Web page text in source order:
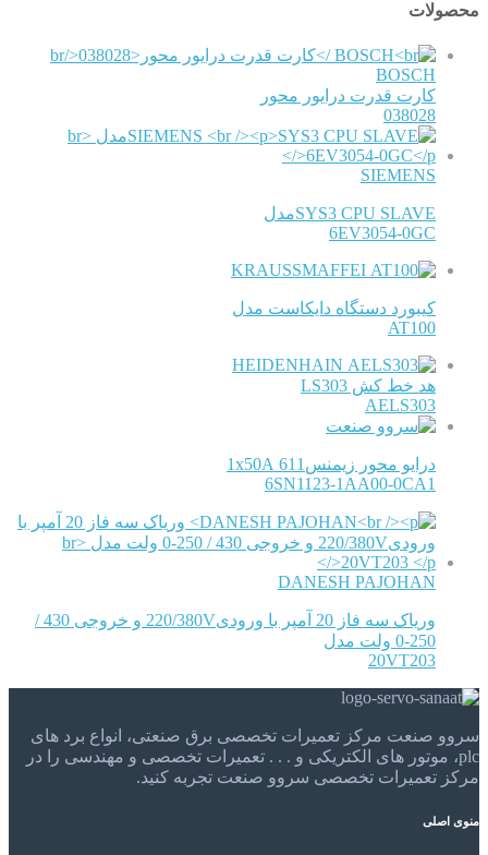
محصولات
BOSCH
کارت قدرت درایور محور
038028
SIEMENS
SYS3 CPU SLAVEمدل
6EV3054-0GC
KRAUSSMAFFEI
کیبورد دستگاه دایکاست مدل
AT100
HEIDENHAIN
هد خط کش LS303
AELS303
درایو محور زیمنس611 1x50A
6SN1123-1AA00-0CA1
DANESH PAJOHAN
وریاک سه فاز 20 آمپر با ورودی220/380V و خروجی 430 /
250-0 ولت مدل
20VT203
سروو صنعت مرکز تعمیرات تخصصی برق صنعتی، انواع برد های
plc، موتور های الکتریکی و . . . تعمیرات تخصصی و مهندسی را در
مرکز تعمیرات تخصصی سروو صنعت تجربه کنید.
منوی اصلی